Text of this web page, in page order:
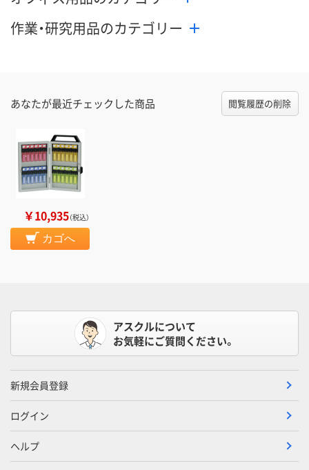
作業・研究用品のカテゴリー
あなたが最近チェックした商品 閲覧履歴の削除
￥10,935（税込）
カゴへ
アスクルについて
お気軽にご質問ください。
新規会員登録
ログイン
ヘルプ